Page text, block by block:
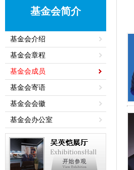
基金会简介
基金会介绍
基金会章程
基金会成员
基金会寄语
基金会会徽
基金会办公室